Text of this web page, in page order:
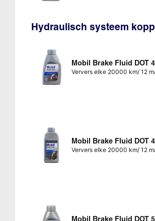
Hydraulisch systeem
Mobil Brake Fluid DOT
Ververs elke 20000 km/ 12
Mobil Brake Fluid DOT 4
Ververs elke 20000 km/ 12
Mobil Brake Fluid DOT